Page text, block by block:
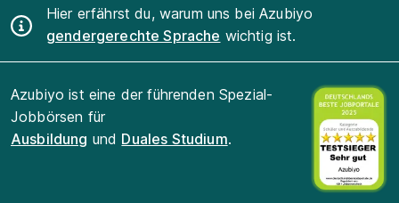
Hier erfährst du, warum uns bei Azubiyo
gendergerechte Sprache wichtig ist.
Azubiyo ist eine der führenden Spezial-
Jobbörsen für
Ausbildung und Duales Studium.